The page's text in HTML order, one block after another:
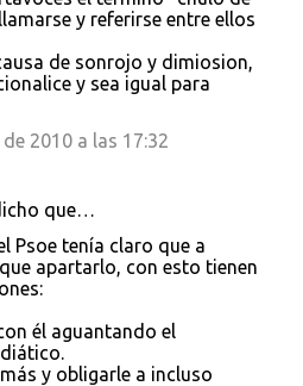
y referirse entre ellos
de sonrojo y dimiosion,
y sea igual para
2010 a las 17:32
que…
Psoe tenía claro que a
apartarlo, con esto tienen
él aguantando el
y obligarle a incluso